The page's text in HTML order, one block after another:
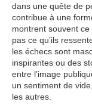
dans une quête de
contribue à une
montrent souvent ce
pas ce qu’ils
les échecs sont
inspirantes ou des
entre l’image
un sentiment de
les autres.